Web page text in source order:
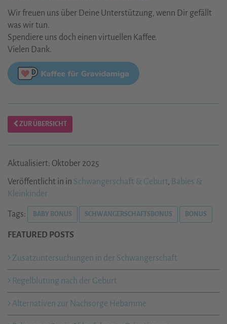
Wir freuen uns über Deine Unterstützung, wenn Dir gefällt
was wir tun.
Spendiere uns doch einen virtuellen Kaffee.
Vielen Dank.
ZUR ÜBERSICHT
Aktualisiert: Oktober 2025
Veröffentlicht in in Schwangerschaft & Geburt Babies &
Kleinkinder
Tags: BABY BONUS SCHWANGERSCHAFTSBONUS BONUS
FEATURED POSTS
Zusatzuntersuchungen in der Schwangerschaft
Regelblutung nach der Geburt
Alternativen zur Nachsorge Hebamme